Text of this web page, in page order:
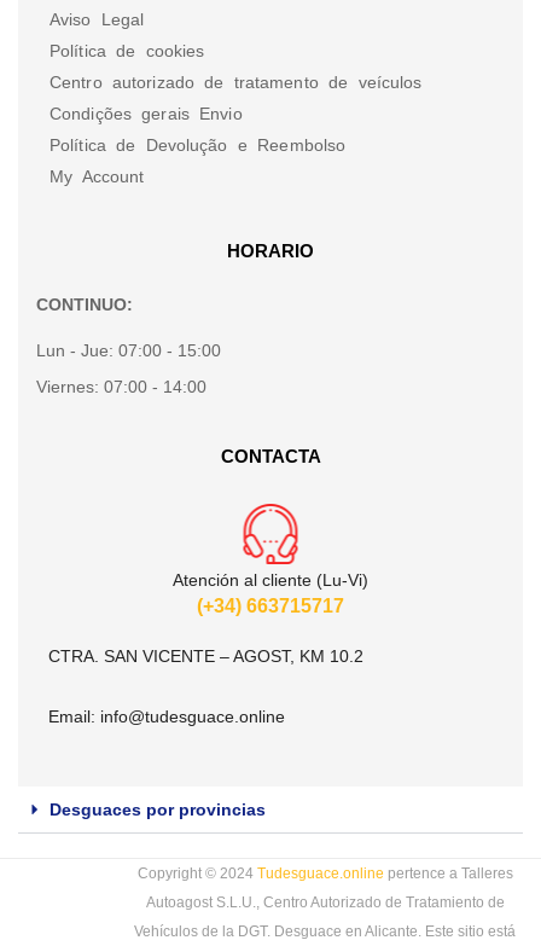
Aviso Legal
Política de cookies
Centro autorizado de tratamento de veículos
Condições gerais Envio
Política de Devolução e Reembolso
My Account
HORARIO
CONTINUO:
Lun - Jue: 07:00 - 15:00
Viernes: 07:00 - 14:00
CONTACTA
Atención al cliente (Lu-Vi)
(+34) 663715717
CTRA. SAN VICENTE – AGOST, KM 10.2
Email: info@tudesguace.online
Desguaces por provincias
Copyright © 2024 Tudesguace.online pertence a Talleres
Autoagost S.L.U., Centro Autorizado de Tratamiento de
Vehículos de la DGT. Desguace en Alicante. Este sitio está